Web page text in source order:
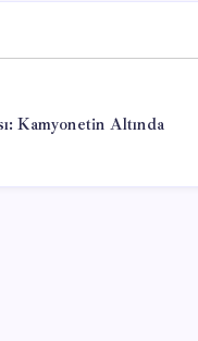
Kamyonetin Altında